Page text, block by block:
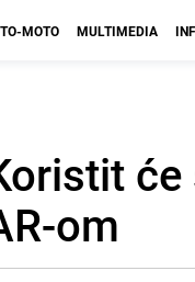
MOTO MULTIMEDIA
će
om